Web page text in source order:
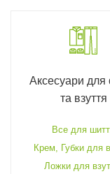
Аксесуари для
та взуття
Все для
Крем, Губки для
Ложки для